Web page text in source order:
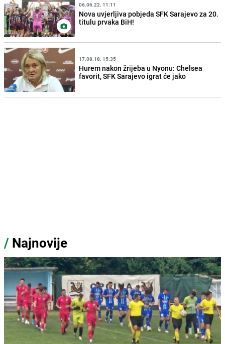
06.06.22. 11:11
Nova uvjerljiva pobjeda SFK Sarajevo za 20.
titulu prvaka BiH!
17.08.18. 15:35
Hurem nakon žrijeba u Nyonu: Chelsea
favorit, SFK Sarajevo igrat će jako
/ Najnovije